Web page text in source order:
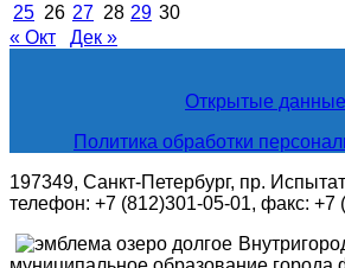
25 26 27 28 29 30
« Окт
Дек »
Открытые данные
Политика обработки
197349, Санкт-Петербург, пр.
телефон: +7 (812)301-05-01, факс: +7